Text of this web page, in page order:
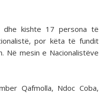
dhe kishte 17 persona të
por këta të fundit
Në mesin e Nacionalistëve
Qafmolla, Ndoc Coba,